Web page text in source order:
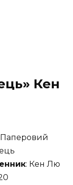
Кен
Паперовий
: Кен Лю